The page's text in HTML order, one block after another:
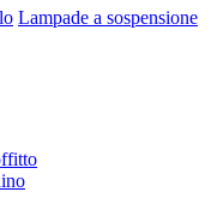
Lampade a sospensione